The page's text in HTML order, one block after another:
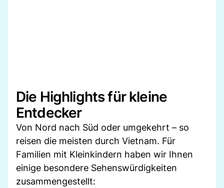
Die Highlights für kleine
Entdecker
Von Nord nach Süd oder umgekehrt – so
reisen die meisten durch Vietnam. Für
Familien mit Kleinkindern haben wir Ihnen
einige besondere Sehenswürdigkeiten
zusammengestellt: